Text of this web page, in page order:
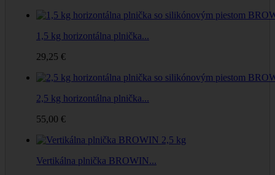
1,5 kg horizontálna plnička...
29,25 €
2,5 kg horizontálna plnička...
55,00 €
Vertikálna plnička BROWIN...